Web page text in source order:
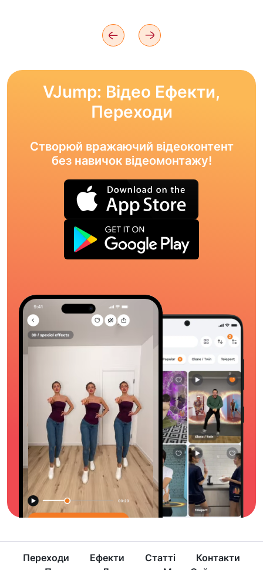
VJump: Відео Ефекти,
Переходи
Створюй вражаючий відеоконтент
без навичок відеомонтажу!
Переходи Ефекти Статті
Контакти